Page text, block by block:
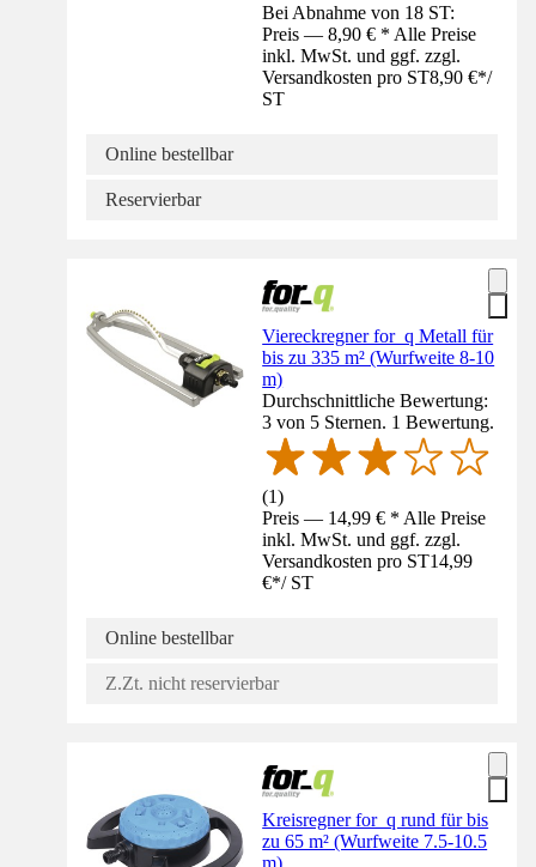
Bei Abnahme von 18 ST:
Preis — 8,90 € * Alle Preise
inkl. MwSt. und ggf. zzgl.
Versandkosten pro ST8,90 €*/
ST
Online bestellbar
Reservierbar
Viereckregner for_q Metall für
bis zu 335 m² (Wurfweite 8-10
m)
Durchschnittliche Bewertung:
3 von 5 Sternen. 1 Bewertung.
(1)
Preis — 14,99 € * Alle Preise
inkl. MwSt. und ggf. zzgl.
Versandkosten pro ST14,99
€*/ ST
Online bestellbar
Z.Zt. nicht reservierbar
Kreisregner for_q rund für bis
zu 65 m² (Wurfweite 7.5-10.5